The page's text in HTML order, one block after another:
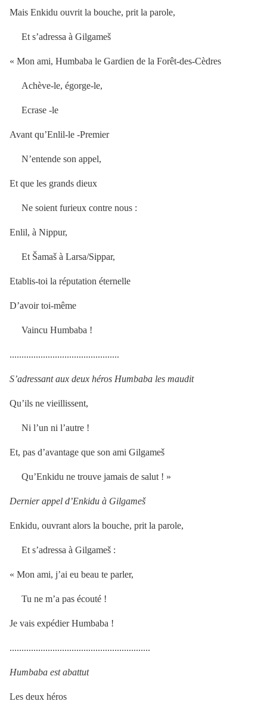
Mais Enkidu ouvrit la bouche, prit la parole,
Et s’adressa à Gilgameš
« Mon ami, Humbaba le Gardien de la Forêt-des-Cèdres
Achève-le, égorge-le,
Ecrase -le
Avant qu’Enlil-le -Premier
N’entende son appel,
Et que les grands dieux
Ne soient furieux contre nous :
Enlil, à Nippur,
Et Šamaš à Larsa/Sippar,
Etablis-toi la réputation éternelle
D’avoir toi-même
Vaincu Humbaba !
..............................................
S’adressant aux deux héros Humbaba les maudit
Qu’ils ne vieillissent,
Ni l’un ni l’autre !
Et, pas d’avantage que son ami Gilgameš
Qu’Enkidu ne trouve jamais de salut ! »
Dernier appel d’Enkidu à Gilgameš
Enkidu, ouvrant alors la bouche, prit la parole,
Et s’adressa à Gilgameš :
« Mon ami, j’ai eu beau te parler,
Tu ne m’a pas écouté !
Je vais expédier Humbaba !
...........................................................
Humbaba est abattut
Les deux héros